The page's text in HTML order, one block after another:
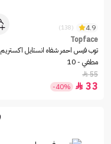
4.9
(138)
Topface
توب فيس احمر شفاه انستايل اكستريم
مطفي - 10
55

33

-40%